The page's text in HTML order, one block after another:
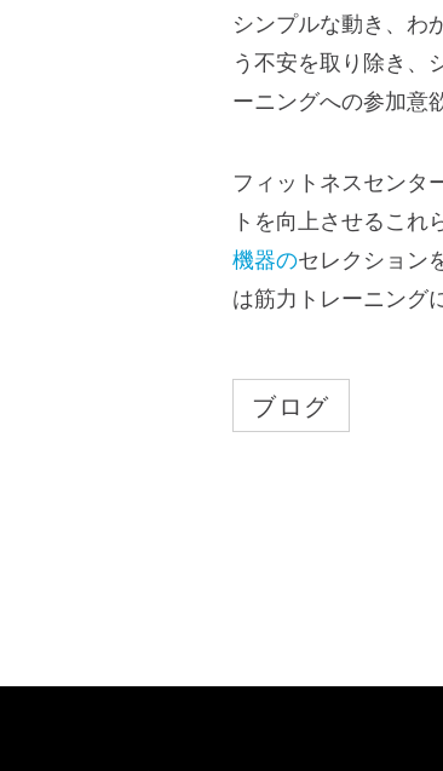
シンプルな動き、わ
う不安を取り除き、
ーニングへの参加意
フィットネスセンタ
トを向上させるこれ
機器のセレクション
は筋力トレーニング
ブログ